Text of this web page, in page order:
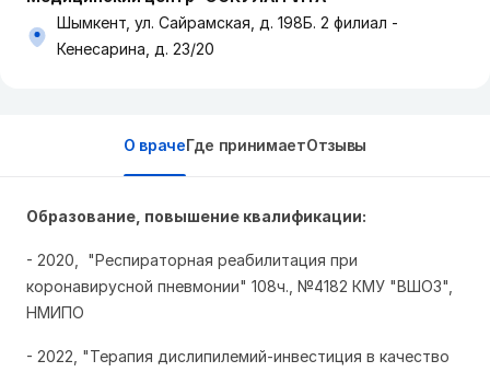
Шымкент, ул. Сайрамская, д. 198Б. 2 филиал -
Кенесарина, д. 23/20
О врачеГде принимаетОтзывы
Образование, повышение квалификации:
- 2020, "Респираторная реабилитация при
коронавирусной пневмонии" 108ч., №4182 КМУ "ВШОЗ",
НМИПО
- 2022, "Терапия дислипилемий-инвестиция в качество